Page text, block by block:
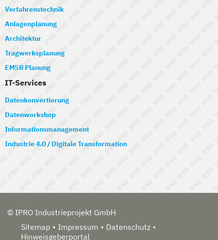
Verfahrenstechnik
Anlagenplanung
Architektur
Tragwerksplanung
EMSR Planung
IT-Services
Datenkonvertierung
Datenworkshop
Informationsmanagement
Industrie 4.0 / Digitale Transformation
© IPRO Industrieprojekt GmbH
Sitemap
Impressum
Datenschutz
Hinweisgeberportal